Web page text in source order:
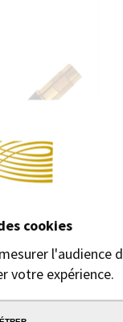
cookies
l'audience
votre expérience.
POUR STYLO
DUOFOLD